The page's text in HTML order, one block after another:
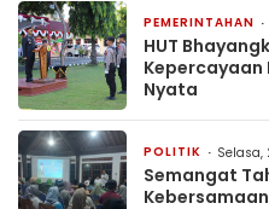
PEMERINTAHAN
HUT
Kepercayaan
Nyata
POLITIK Selasa,
Semangat